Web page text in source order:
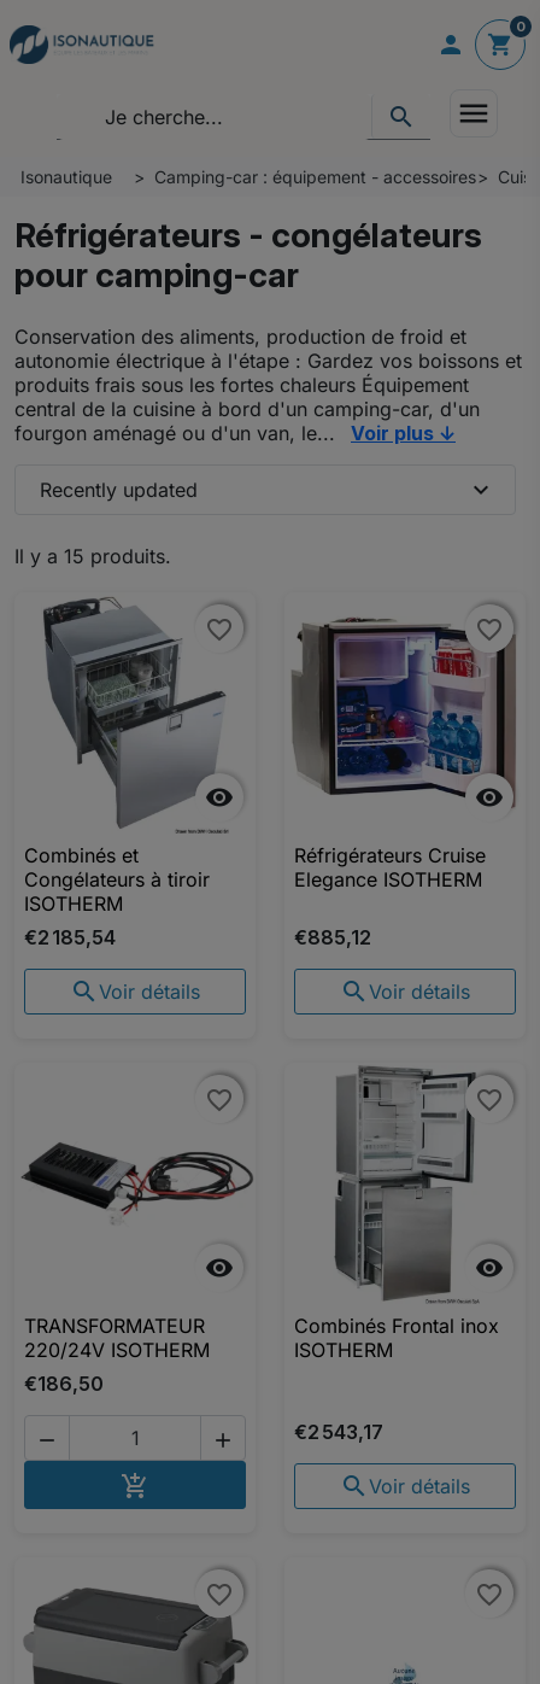
 shopping_cart
0
search menu
Isonautique Camping-car : équipement - accessoires
Réfrigérateurs - congélateurs
pour camping-car
Conservation des aliments, production de froid et
autonomie électrique à l'étape : Gardez vos boissons et
produits frais sous les fortes chaleurs Équipement
central de la cuisine à bord d'un camping-car, d'un
fourgon aménagé ou d'un van, le...
Voir plus ↓
Il y a 15 produits.
Recently updated expand_more

favorite_border
favorite_border
Combinés et
Congélateurs à tiroir
ISOTHERM
€2 185,54
 Voir détails

favorite_border
favorite_border
Réfrigérateurs Cruise
Elegance ISOTHERM
€885,12
 Voir détails

favorite_border
favorite_border
TRANSFORMATEUR
220/24V ISOTHERM
€186,50
 
 AJOUTER AU PANIER

favorite_border
favorite_border
Combinés Frontal inox
ISOTHERM
€2 543,17
 Voir détails
favorite_border
favorite_border favorite_border
favorite_border